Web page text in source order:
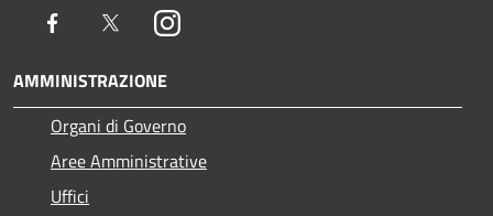
Facebook TwitterInstagram
AMMINISTRAZIONE
Organi di Governo
Aree Amministrative
Uffici